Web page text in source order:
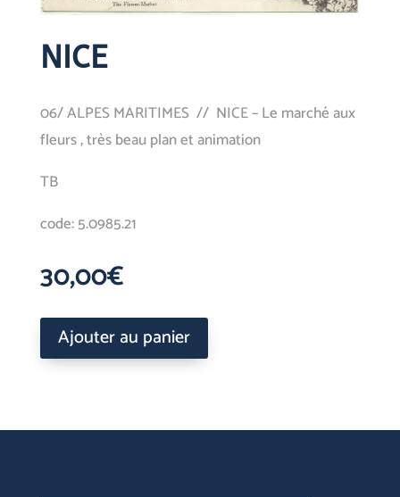
NICE
06/ ALPES MARITIMES // NICE – Le marché aux
fleurs , très beau plan et animation
TB
code: 5.0985.21
30,00€
Ajouter au panier